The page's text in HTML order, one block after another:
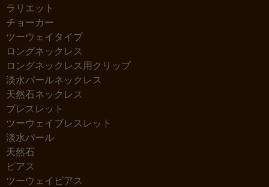
ラリエット
チョーカー
ツーウェイタイプ
ロングネックレス
ロングネックレス用クリップ
淡水パールネックレス
天然石ネックレス
ブレスレット
ツーウェイブレスレット
淡水パール
天然石
ピアス
ツーウェイピアス